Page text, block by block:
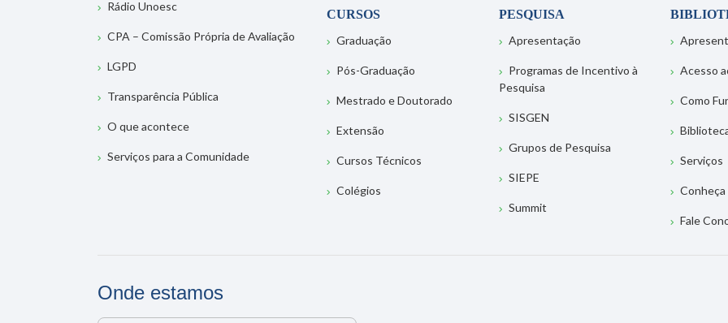
Rádio Unoesc
CPA – Comissão Própria de Avaliação
LGPD
Transparência Pública
O que acontece
Serviços para a Comunidade
CURSOS
Graduação
Pós-Graduação
Mestrado e Doutorado
Extensão
Cursos Técnicos
Colégios
PESQUISA
Apresentação
Programas de Incentivo à
Pesquisa
SISGEN
Grupos de Pesquisa
SIEPE
Summit
Acesso
Como
Serviços
Fale
Onde estamos